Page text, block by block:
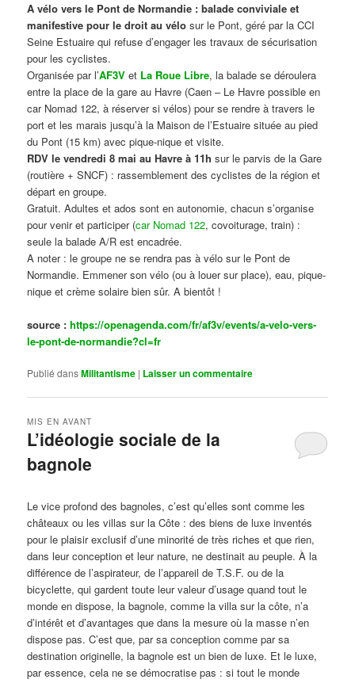
A vélo vers le Pont de Normandie : balade conviviale et
manifestive pour le droit au vélo sur le Pont, géré par la CCI
Seine Estuaire qui refuse d’engager les travaux de sécurisation
pour les cyclistes.
Organisée par l’AF3V et La Roue Libre, la balade se déroulera
entre la place de la gare au Havre (Caen – Le Havre possible en
car Nomad 122, à réserver si vélos) pour se rendre à travers le
port et les marais jusqu’à la Maison de l’Estuaire située au pied
du Pont (15 km) avec pique-nique et visite.
RDV le vendredi 8 mai au Havre à 11h sur le parvis de la Gare
(routière + SNCF) : rassemblement des cyclistes de la région et
départ en groupe.
Gratuit. Adultes et ados sont en autonomie, chacun s’organise
pour venir et participer (car Nomad 122, covoiturage, train) :
seule la balade A/R est encadrée.
A noter : le groupe ne se rendra pas à vélo sur le Pont de
Normandie. Emmener son vélo (ou à louer sur place), eau, pique-
nique et crème solaire bien sûr. A bientôt !
source :https://openagenda.com/fr/af3v/events/a-velo-vers-
le-pont-de-normandie?cl=fr
Publié dansMilitantisme | Laisser un commentaire
L’idéologie sociale de la
bagnole
MIS EN AVANT
Le vice profond des bagnoles, c’est qu’elles sont comme les
châteaux ou les villas sur la Côte : des biens de luxe inventés
pour le plaisir exclusif d’une minorité de très riches et que rien,
dans leur conception et leur nature, ne destinait au peuple. À la
différence de l’aspirateur, de l’appareil de T.S.F. ou de la
bicyclette, qui gardent toute leur valeur d’usage quand tout le
monde en dispose, la bagnole, comme la villa sur la côte, n’a
d’intérêt et d’avantages que dans la mesure où la masse n’en
dispose pas. C’est que, par sa conception comme par sa
destination originelle, la bagnole est un bien de luxe. Et le luxe,
par essence, cela ne se démocratise pas : si tout le monde